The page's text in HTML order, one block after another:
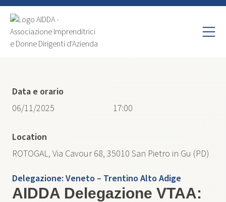
Delegazione:Veneto – Trentino Alto Adige
AIDDA Delegazione VTAA:
Data e orario
06/11/2025
17:00
Location
ROTOGAL​, Via Cavour 68, 35010 San Pietro in Gu (PD)